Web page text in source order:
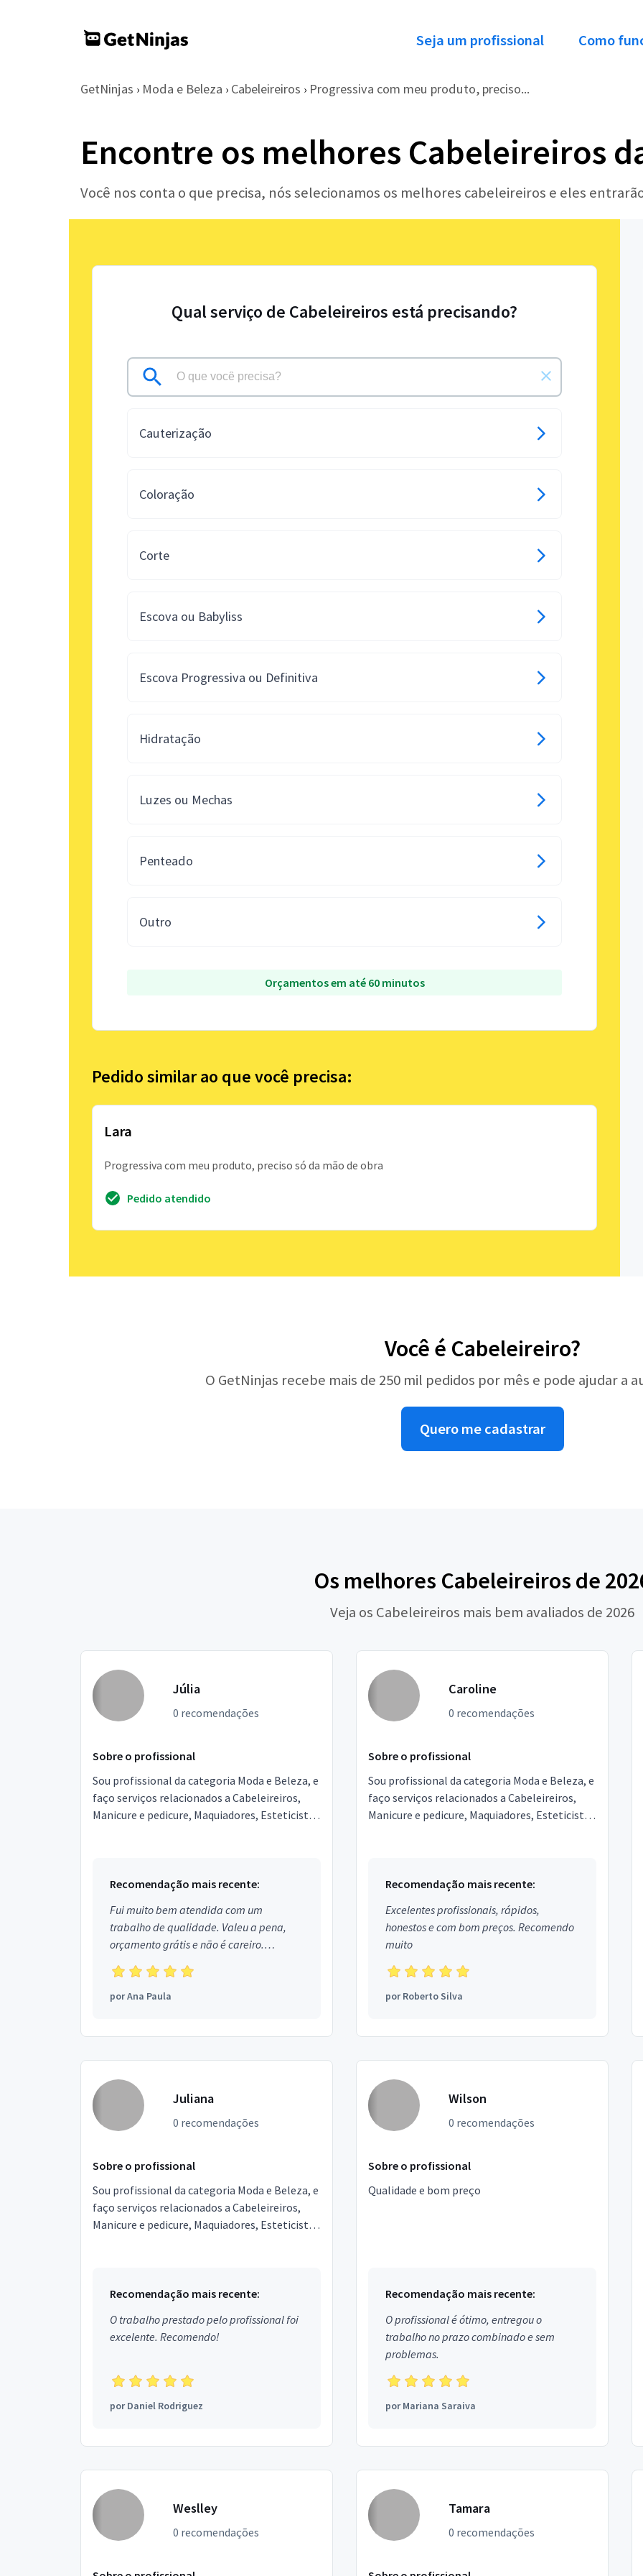
Seja um profissional Como
GetNinjas › Moda e Beleza › Cabeleireiros › Progressiva com meu produto, preciso...
Encontre os melhores Cabeleireiros
Você nos conta o que precisa, nós selecionamos os melhores cabeleireiros e eles
Qual serviço de Cabeleireiros está precisando?
Cauterização
Coloração
Corte
Escova ou Babyliss
Escova Progressiva ou Definitiva
Hidratação
Luzes ou Mechas
Penteado
Outro
Orçamentos em até 60 minutos
Pedido similar ao que você precisa:
Lara
Progressiva com meu produto, preciso só da mão de obra
Pedido atendido
Você é Cabeleireiro?
O GetNinjas recebe mais de 250 mil pedidos por mês e pode ajudar a
Quero me cadastrar
Os melhores Cabeleireiros de
Veja os Cabeleireiros mais bem avaliados de 2026
Júlia
0 recomendações
Sobre o profissional
Sou profissional da categoria Moda e Beleza, e
faço serviços relacionados a Cabeleireiros,
Manicure e pedicure, Maquiadores, Esteticista,
Recomendação mais recente:
Fui muito bem atendida com um
trabalho de qualidade. Valeu a pena,
orçamento grátis e não é careiro.
Obrigada!
porAna Paula
Caroline
0 recomendações
Sobre o profissional
Sou profissional da categoria Moda e Beleza, e
faço serviços relacionados a Cabeleireiros,
Manicure e pedicure, Maquiadores, Esteticista,
Recomendação mais recente:
Excelentes profissionais, rápidos,
honestos e com bom preços. Recomendo
muito
porRoberto Silva
Juliana
0 recomendações
Sobre o profissional
Sou profissional da categoria Moda e Beleza, e
faço serviços relacionados a Cabeleireiros,
Manicure e pedicure, Maquiadores, Esteticista,
Recomendação mais recente:
O trabalho prestado pelo profissional foi
excelente. Recomendo!
porDaniel Rodriguez
Wilson
0 recomendações
Sobre o profissional
Qualidade e bom preço
Recomendação mais recente:
O profissional é ótimo, entregou o
trabalho no prazo combinado e sem
problemas.
porMariana Saraiva
Weslley
0 recomendações
Tamara
0 recomendações